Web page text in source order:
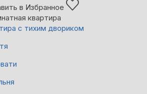
в Избранное
квартира
с тихим двориком